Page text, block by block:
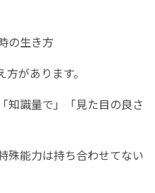
の生き方
があります。
知識量で」「見た目の良さ
殊能力は持ち合わせてない